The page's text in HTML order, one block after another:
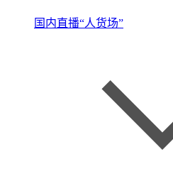
国内直播“人货场”